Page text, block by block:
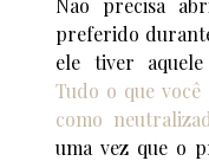
preferido
ele tiver
Tudo o que
como
uma vez que o